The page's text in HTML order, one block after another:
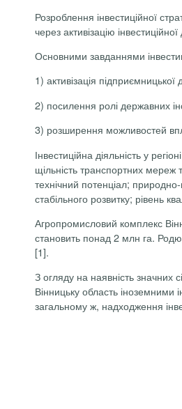
Розроблення інвестиційної
через активізацію
Основними завданнями
1) активізація
2) посилення ролі державних
3) розширення можливостей
Інвестиційна діяльність у
щільність транспортних мереж
технічний потенціал;
стабільного розвитку; рівень
Агропромисловий комплекс
становить понад 2 млн га.
[1].
З огляду на наявність значних
Вінницьку область
загальному ж, надходження